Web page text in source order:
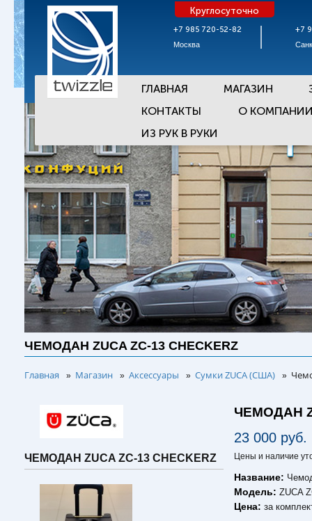
+7 985 720-52-82
Москва
Круглосуточно
+7
ГЛАВНАЯ МАГАЗИН
КОНТАКТЫ
О
ИЗ РУК В РУКИ
ЧЕМОДАН ZUCA ZC-13 CHECKERZ
Главная » Магазин » Аксессуары » Сумки ZUCA (США) »
ЧЕМОДАН ZUCA ZC-13 CHECKERZ
ЧЕМОДАН
23 000 руб.
Цены и наличие
Название:
Модель:ZUCA
Цена:за